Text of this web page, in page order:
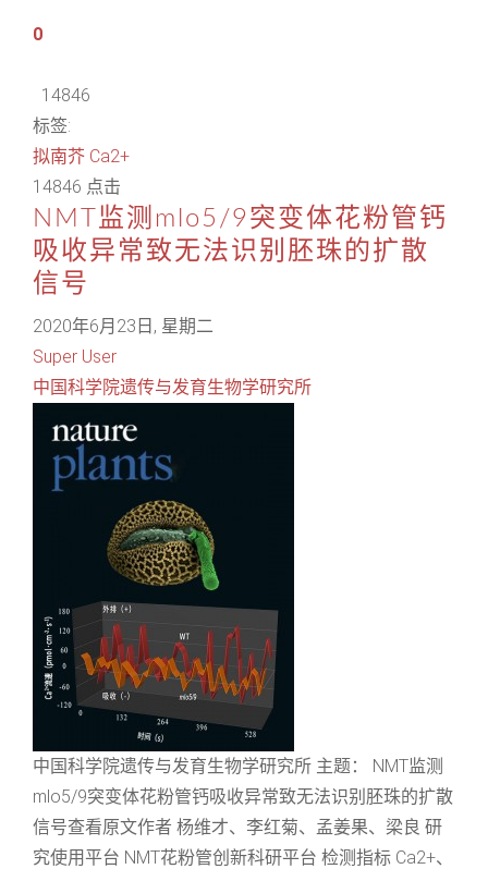
0
14846
标签:
拟南芥 Ca2+
14846 点击
NMT监测mlo5/9突变体花粉管钙
吸收异常致无法识别胚珠的扩散
信号
2020年6月23日, 星期二
Super User
中国科学院遗传与发育生物学研究所
中国科学院遗传与发育生物学研究所 主题： NMT监测
mlo5/9突变体花粉管钙吸收异常致无法识别胚珠的扩散
信号查看原文作者 杨维才、李红菊、孟姜果、梁良 研
究使用平台 NMT花粉管创新科研平台 检测指标 Ca2+、